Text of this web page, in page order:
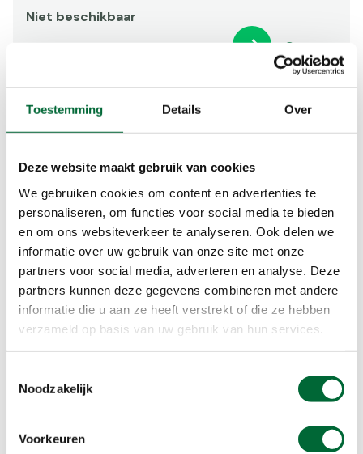
Toestemming Details Over
Deze website maakt gebruik van cookies
We gebruiken cookies om content en advertenties te
personaliseren, om functies voor social media te bieden
en om ons websiteverkeer te analyseren. Ook delen we
informatie over uw gebruik van onze site met onze
partners voor social media, adverteren en analyse. Deze
partners kunnen deze gegevens combineren met andere
informatie die u aan ze heeft verstrekt of die ze hebben
verzameld op basis van uw gebruik van hun services.
Noodzakelijk
Voorkeuren
Niet beschikbaar
Contact
Norbert Baas
https://norbertbaas-sportbegeleiding.com/
norbert-baas@hotmail.com
0651142847
Type training
Gemiddeld